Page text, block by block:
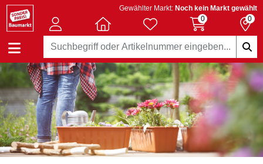
Gewählter Markt: Noch kein Markt gewählt
0
0